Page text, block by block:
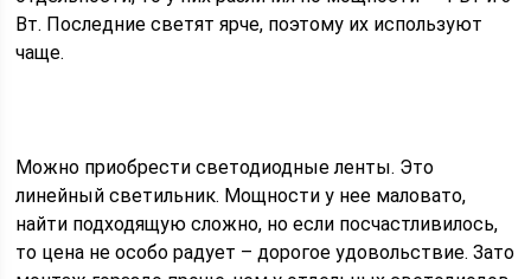
Вт. Последние светят ярче, поэтому их используют
чаще.
Можно приобрести светодиодные ленты. Это
линейный светильник. Мощности у нее маловато,
найти подходящую сложно, но если посчастливилось,
то цена не особо радует – дорогое удовольствие. Зато